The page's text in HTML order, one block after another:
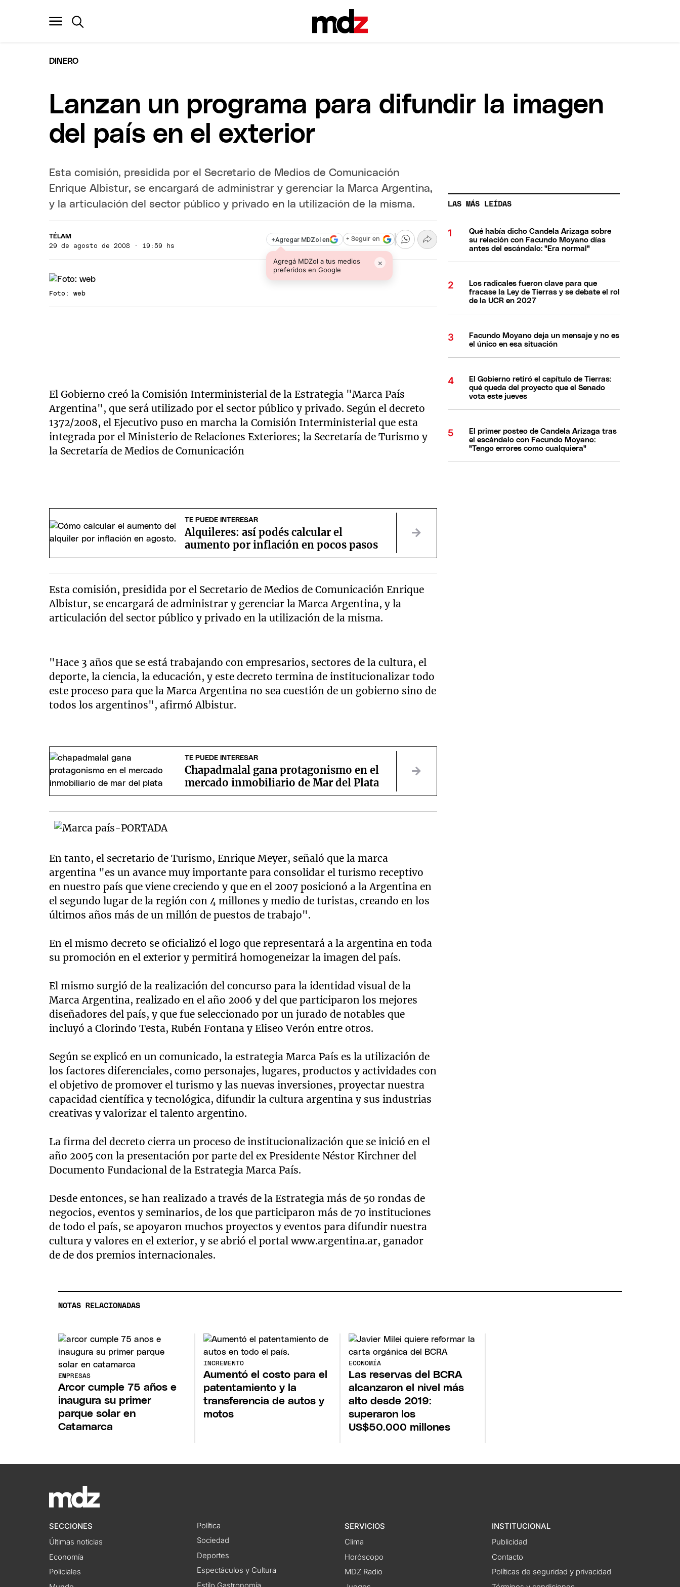
DINERO
Lanzan un programa para difundir la imagen
del país en el exterior
Esta comisión, presidida por el Secretario de Medios de Comunicación
Enrique Albistur, se encargará de administrar y gerenciar la Marca Argentina,
y la articulación del sector público y privado en la utilización de la misma.
TÉLAM
29 de agosto de 2008 · 19:59 hs
+Agregar MDZol en
Agregá MDZol a tus medios
preferidos en Google
×
+ Seguir en
Foto: web
El Gobierno creó la Comisión Interministerial de la Estrategia "Marca País
Argentina", que será utilizado por el sector público y privado. Según el decreto
1372/2008, el Ejecutivo puso en marcha la Comisión Interministerial que esta
integrada por el Ministerio de Relaciones Exteriores; la Secretaría de Turismo y
la Secretaría de Medios de Comunicación
TE PUEDE INTERESAR
Alquileres: así podés calcular el
aumento por inflación en pocos pasos
Esta comisión, presidida por el Secretario de Medios de Comunicación Enrique
Albistur, se encargará de administrar y gerenciar la Marca Argentina, y la
articulación del sector público y privado en la utilización de la misma.
"Hace 3 años que se está trabajando con empresarios, sectores de la cultura, el
deporte, la ciencia, la educación, y este decreto termina de institucionalizar todo
este proceso para que la Marca Argentina no sea cuestión de un gobierno sino de
todos los argentinos", afirmó Albistur.
TE PUEDE INTERESAR
Chapadmalal gana protagonismo en el
mercado inmobiliario de Mar del Plata
En tanto, el secretario de Turismo, Enrique Meyer, señaló que la marca
argentina "es un avance muy importante para consolidar el turismo receptivo
en nuestro país que viene creciendo y que en el 2007 posicionó a la Argentina en
el segundo lugar de la región con 4 millones y medio de turistas, creando en los
últimos años más de un millón de puestos de trabajo".
En el mismo decreto se oficializó el logo que representará a la argentina en toda
su promoción en el exterior y permitirá homogeneizar la imagen del país.
El mismo surgió de la realización del concurso para la identidad visual de la
Marca Argentina, realizado en el año 2006 y del que participaron los mejores
diseñadores del país, y que fue seleccionado por un jurado de notables que
incluyó a Clorindo Testa, Rubén Fontana y Eliseo Verón entre otros.
Según se explicó en un comunicado, la estrategia Marca País es la utilización de
los factores diferenciales, como personajes, lugares, productos y actividades con
el objetivo de promover el turismo y las nuevas inversiones, proyectar nuestra
capacidad científica y tecnológica, difundir la cultura argentina y sus industrias
creativas y valorizar el talento argentino.
La firma del decreto cierra un proceso de institucionalización que se inició en el
año 2005 con la presentación por parte del ex Presidente Néstor Kirchner del
Documento Fundacional de la Estrategia Marca País.
Desde entonces, se han realizado a través de la Estrategia más de 50 rondas de
negocios, eventos y seminarios, de los que participaron más de 70 instituciones
de todo el país, se apoyaron muchos proyectos y eventos para difundir nuestra
cultura y valores en el exterior, y se abrió el portal www.argentina.ar, ganador
de de dos premios internacionales.
LAS MÁS LEÍDAS
Qué había dicho Candela Arizaga sobre
su relación con Facundo Moyano días
antes del escándalo: "Era normal"
Los radicales fueron clave para que
fracase la Ley de Tierras y se debate el rol
de la UCR en 2027
Facundo Moyano deja un mensaje y no es
el único en esa situación
El Gobierno retiró el capítulo de Tierras:
qué queda del proyecto que el Senado
vota este jueves
El primer posteo de Candela Arizaga tras
el escándalo con Facundo Moyano:
"Tengo errores como cualquiera"
NOTAS RELACIONADAS
EMPRESAS
Arcor cumple 75 años e
inaugura su primer
parque solar en
Catamarca
INCREMENTO
Aumentó el costo para el
patentamiento y la
transferencia de autos y
motos
ECONOMÍA
Las reservas del BCRA
alcanzaron el nivel más
alto desde 2019:
superaron los
US$50.000 millones
SECCIONES
Últimas noticias
Economía
Policiales
Política
Sociedad
Deportes
Espectáculos y Cultura
SERVICIOS
Clima
Horóscopo
MDZ Radio
INSTITUCIONAL
Publicidad
Contacto
Políticas de seguridad y privacidad